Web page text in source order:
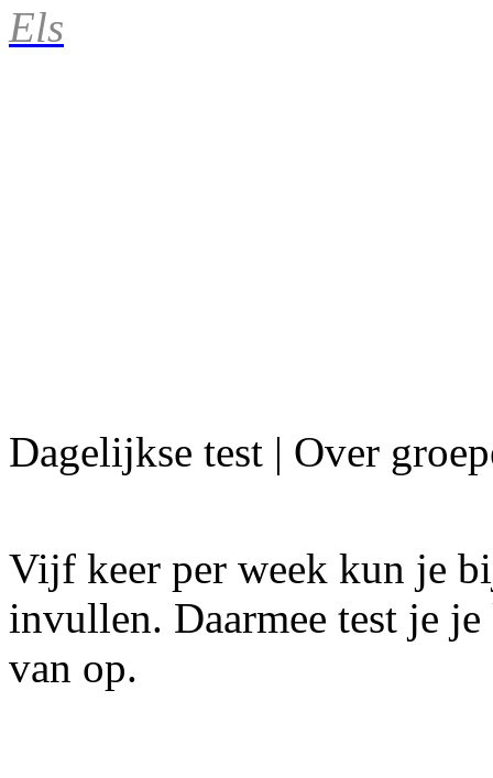
Els
Dagelijkse test | Over
Vijf keer per week kun je
invullen. Daarmee test je
van op.